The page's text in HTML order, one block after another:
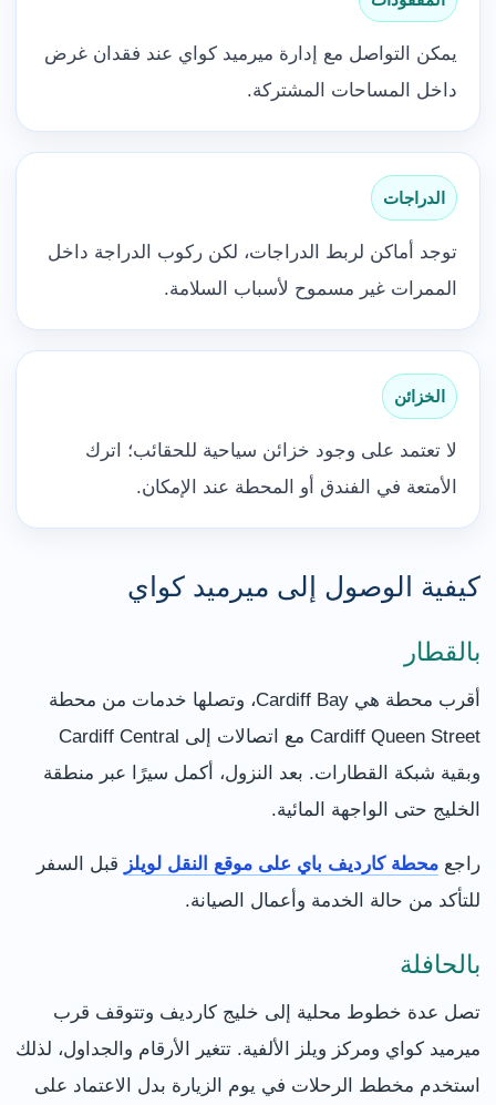
يمكن التواصل مع إدارة ميرميد كواي عند فقدان غرض
داخل المساحات المشتركة.
الدراجات
توجد أماكن لربط الدراجات، لكن ركوب الدراجة داخل
الممرات غير مسموح لأسباب السلامة.
الخزائن
لا تعتمد على وجود خزائن سياحية للحقائب؛ اترك
الأمتعة في الفندق أو المحطة عند الإمكان.
كيفية الوصول إلى ميرميد كواي
بالقطار
أقرب محطة هي Cardiff Bay، وتصلها خدمات من محطة
Cardiff Queen Street مع اتصالات إلى Cardiff Central
وبقية شبكة القطارات. بعد النزول، أكمل سيرًا عبر منطقة
الخليج حتى الواجهة المائية.
راجع محطة كارديف باي على موقع النقل لويلز قبل السفر
للتأكد من حالة الخدمة وأعمال الصيانة.
بالحافلة
تصل عدة خطوط محلية إلى خليج كارديف وتتوقف قرب
ميرميد كواي ومركز ويلز الألفية. تتغير الأرقام والجداول، لذلك
استخدم مخطط الرحلات في يوم الزيارة بدل الاعتماد على